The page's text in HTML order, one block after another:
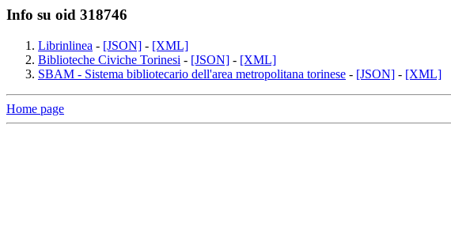
Info su oid 318746
Librinlinea - [JSON] - [XML]
Biblioteche Civiche Torinesi - [JSON] - [XML]
SBAM - Sistema bibliotecario dell'area metropolitana torinese - [JSON] - [XML]
Home page